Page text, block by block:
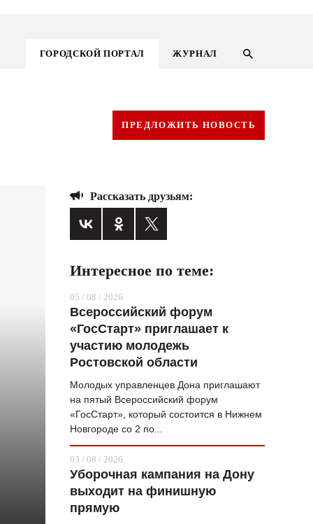
ГОРОДСКОЙ ПОРТАЛ ЖУРНАЛ
ГОРОДСКОЙ ПОРТАЛ
ВОПРОС НЕДЕЛИ
ТАМ И ТУТ
СТИЛЬ ЖИЗНИ
КУЛЬТ ЕДЫ
ПРЕДЛОЖИТЬ НОВОСТЬ
Рассказать друзьям:
Интересное по теме:
05 / 08 / 2026
Всероссийский форум
«ГосСтарт» приглашает к
участию молодежь
Ростовской области
Молодых управленцев Дона приглашают
на пятый Всероссийский форум
«ГосСтарт», который состоится в Нижнем
Новгороде со 2 по...
03 / 08 / 2026
Уборочная кампания на Дону
выходит на финишную
прямую